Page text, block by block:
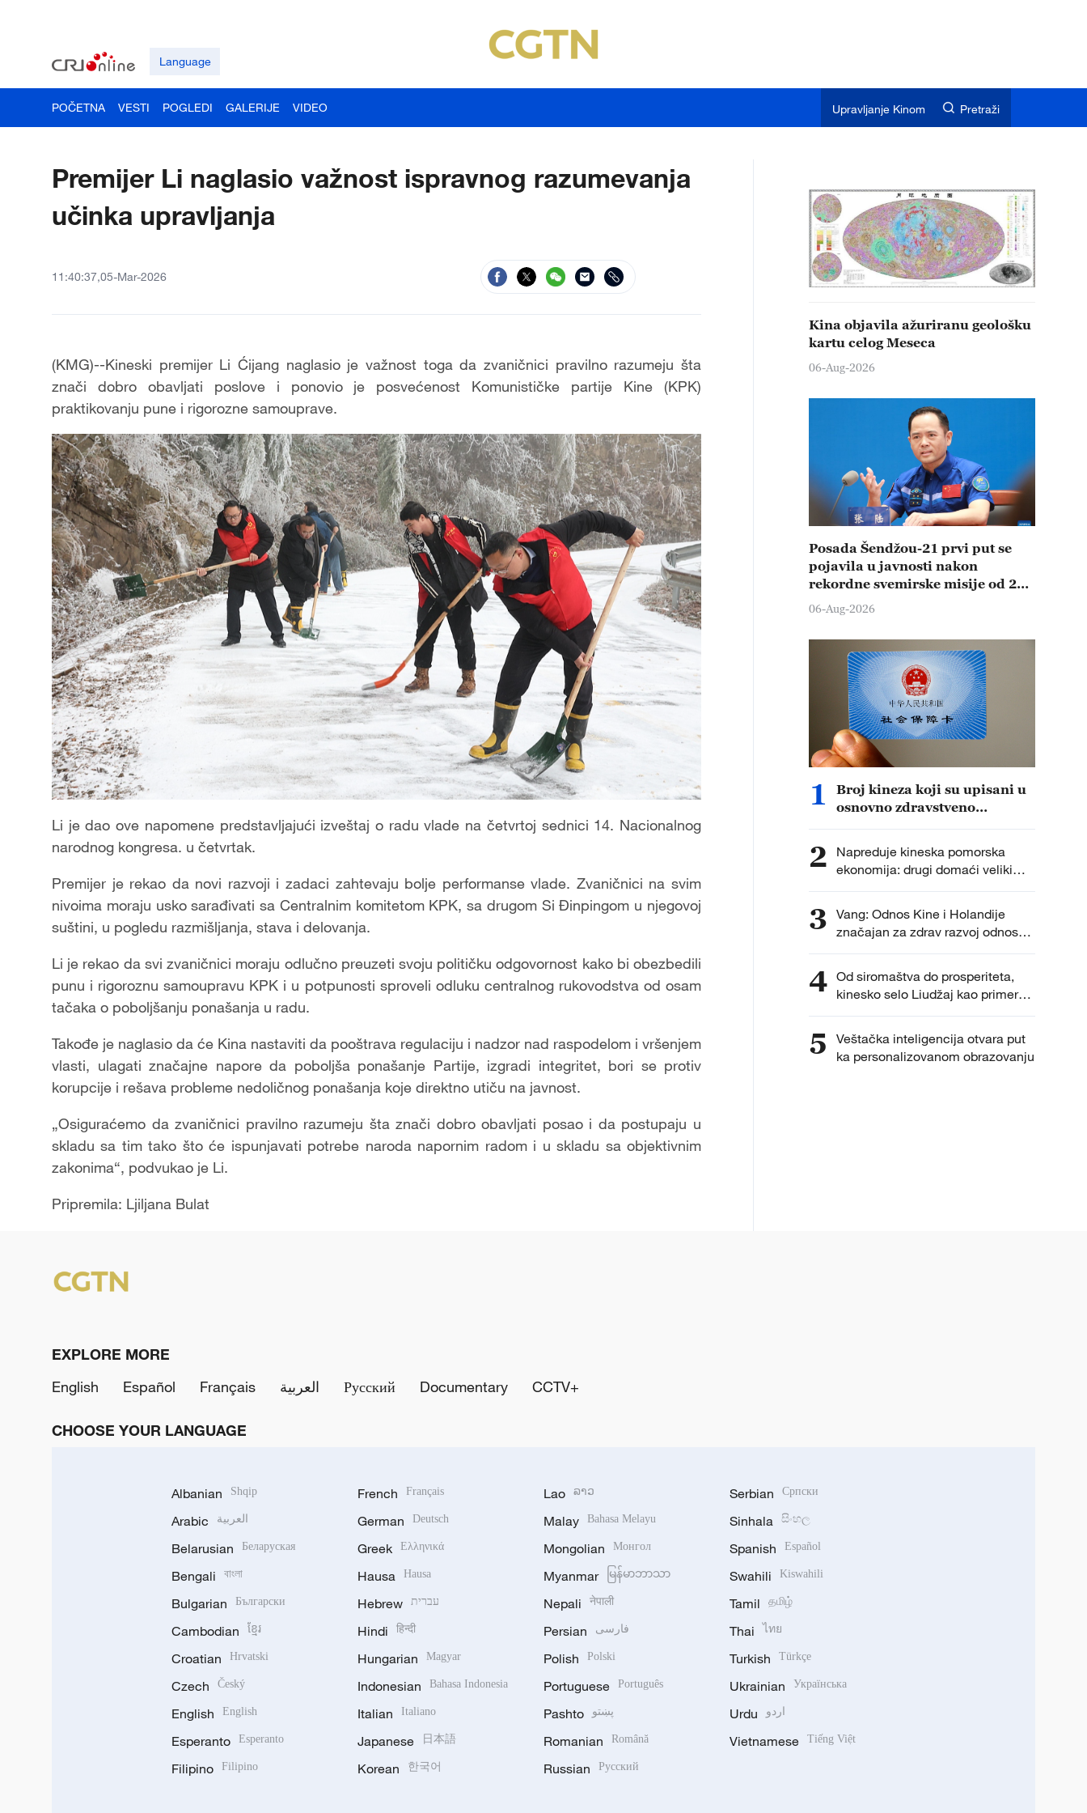
Language
POČETNA VESTI POGLEDI GALERIJE VIDEO Upravljanje Kinom Pretraži
Premijer Li naglasio važnost ispravnog razumevanja
učinka upravljanja
11:40:37,05-Mar-2026
(KMG)--Kineski premijer Li Ćijang naglasio je važnost toga da zvaničnici pravilno razumeju šta
znači dobro obavljati poslove i ponovio je posvećenost Komunističke partije Kine (KPK)
praktikovanju pune i rigorozne samouprave.
Li je dao ove napomene predstavljajući izveštaj o radu vlade na četvrtoj sednici 14. Nacionalnog
narodnog kongresa. u četvrtak.
Premijer je rekao da novi razvoji i zadaci zahtevaju bolje performanse vlade. Zvaničnici na svim
nivoima moraju usko sarađivati sa Centralnim komitetom KPK, sa drugom Si Đinpingom u njegovoj
suštini, u pogledu razmišljanja, stava i delovanja.
Li je rekao da svi zvaničnici moraju odlučno preuzeti svoju političku odgovornost kako bi obezbedili
punu i rigoroznu samoupravu KPK i u potpunosti sproveli odluku centralnog rukovodstva od osam
tačaka o poboljšanju ponašanja u radu.
Takođe je naglasio da će Kina nastaviti da pooštrava regulaciju i nadzor nad raspodelom i vršenjem
vlasti, ulagati značajne napore da poboljša ponašanje Partije, izgradi integritet, bori se protiv
korupcije i rešava probleme nedoličnog ponašanja koje direktno utiču na javnost.
„Osiguraćemo da zvaničnici pravilno razumeju šta znači dobro obavljati posao i da postupaju u
skladu sa tim tako što će ispunjavati potrebe naroda napornim radom i u skladu sa objektivnim
zakonima“, podvukao je Li.
Pripremila: Ljiljana Bulat
Kina objavila ažuriranu geološku
kartu celog Meseca
06-Aug-2026
Posada Šendžou-21 prvi put se
pojavila u javnosti nakon
rekordne svemirske misije od 210
dana
06-Aug-2026
1
Broj kineza koji su upisani u
osnovno zdravstveno
2
Napreduje kineska pomorska
ekonomija: drugi domaći veliki
kruzer u ključnom testiranju
3 Vang: Odnos Kine i Holandije
značajan za zdrav razvoj odnosa
sa EU
4 Od siromaštva do prosperiteta,
kinesko selo Liudžaj kao primer
razvoja
5
Veštačka inteligencija otvara put
ka personalizovanom obrazovanju
EXPLORE MORE
English
Español Français العربية Русский Documentary CCTV+
CHOOSE YOUR LANGUAGE
Albanian Shqip
Arabic العربية
Belarusian Беларуская
Bengali বাংলা
Bulgarian Български
Cambodian ខ្មែរ
Croatian Hrvatski
Czech Český
English English
Esperanto Esperanto
Filipino Filipino
French Français
German Deutsch
Greek Ελληνικά
Hausa Hausa
Hebrew עברית
Hindi हिन्दी
Hungarian Magyar
Indonesian Bahasa Indonesia
Italian Italiano
Japanese 日本語
Korean 한국어
Lao ລາວ
Malay Bahasa Melayu
Mongolian Монгол
Myanmar မြန်မာဘာသာ
Nepali नेपाली
Persian فارسی
Polish Polski
Portuguese Português
Pashto پښتو
Romanian Română
Russian Русский
Serbian Српски
Sinhala සිංහල
Spanish Español
Swahili Kiswahili
Tamil தமிழ்
Thai ไทย
Turkish Türkçe
Ukrainian Українська
Urdu اردو
Vietnamese Tiếng Việt